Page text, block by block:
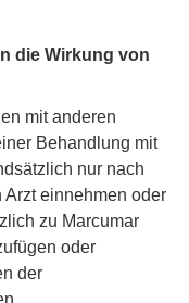
die Wirkung von
mit anderen
Behandlung mit
nur nach
einnehmen oder
zu Marcumar
oder
der